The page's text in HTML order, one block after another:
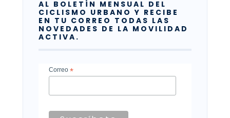
AL BOLETÍN MENSUAL DEL
CICLISMO URBANO Y RECIBE
EN TU CORREO TODAS LAS
NOVEDADES DE LA MOVILIDAD
ACTIVA.
Correo *